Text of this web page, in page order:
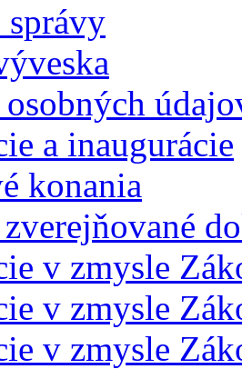
osobných
a inaugurácie
konania
v zmysle
v zmysle
v zmysle